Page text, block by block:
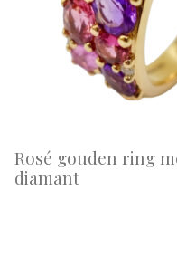
Rosé gouden ring
diamant